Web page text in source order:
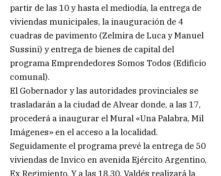
partir de las 10 y hasta el mediodía, la entrega de
viviendas municipales, la inauguración de 4
cuadras de pavimento (Zelmira de Luca y Manuel
Sussini) y entrega de bienes de capital del
programa Emprendedores Somos Todos (Edificio
comunal).
El Gobernador y las autoridades provinciales se
trasladarán a la ciudad de Alvear donde, a las 17,
procederá a inaugurar el Mural «Una Palabra, Mil
Imágenes» en el acceso a la localidad.
Seguidamente el programa prevé la entrega de 50
viviendas de Invico en avenida Ejército Argentino,
Ex Regimiento. Y a las 18.30, Valdés realizará la